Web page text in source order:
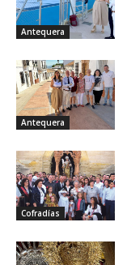
Antequera
Antequera
Cofradías